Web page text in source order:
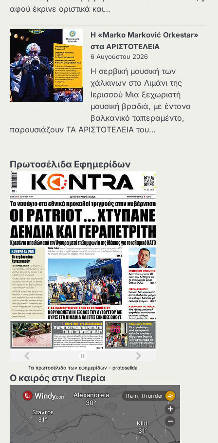
αφού έκρινε οριστικά και…
Η «Marko Marković Orkestar»
στα ΑΡΙΣΤΟΤΕΛΕΙΑ
6 Αυγούστου 2026
Η σερβική μουσική των
χάλκινων στο Λιμάνι της
Ιερισσού Μια ξεχωριστή
μουσική βραδιά, με έντονο
βαλκανικό ταπεραμέντο,
παρουσιάζουν ΤΑ ΑΡΙΣΤΟΤΕΛΕΙΑ του…
Πρωτοσέλιδα Εφημερίδων
Τα πρωτοσέλιδα των εφημερίδων - protoselida
Ο καιρός στην Πιερία